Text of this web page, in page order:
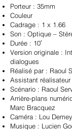
Porteur : 35mm
Couleur
Cadrage : 1 x 1.66
Son : Optique –
Durée : 10′
Version originale :
dialogues
Réalisé par : Raoul
Assistant
Scénario : Raoul
Arrière-plans
Marc Bracquez
Caméra : Lou
Musique : Lucien